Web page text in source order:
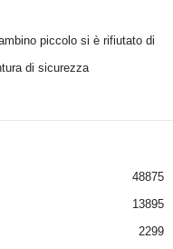
piccolo si è rifiutato di
di sicurezza
48875
13895
2299